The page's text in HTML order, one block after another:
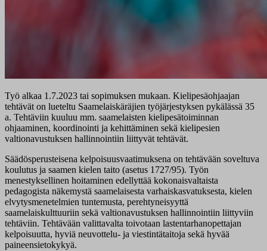
Työ alkaa 1.7.2023 tai sopimuksen mukaan. Kielipesäohjaajan
tehtävät on lueteltu Saamelaiskäräjien työjärjestyksen pykälässä 35
a. Tehtäviin kuuluu mm. saamelaisten kielipesätoiminnan
ohjaaminen, koordinointi ja kehittäminen sekä kielipesien
valtionavustuksen hallinnointiin liittyvät tehtävät.
Säädösperusteisena kelpoisuusvaatimuksena on tehtävään soveltuva
koulutus ja saamen kielen taito (asetus 1727/95). Työn
menestyksellinen hoitaminen edellyttää kokonaisvaltaista
pedagogista näkemystä saamelaisesta varhaiskasvatuksesta, kielen
elvytysmenetelmien tuntemusta, perehtyneisyyttä
saamelaiskulttuuriin sekä valtionavustuksen hallinnointiin liittyviin
tehtäviin. Tehtävään valittavalta toivotaan lastentarhanopettajan
kelpoisuutta, hyviä neuvottelu- ja viestintätaitoja sekä hyvää
paineensietokykyä.